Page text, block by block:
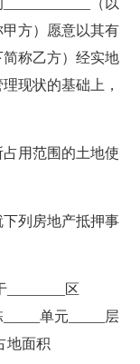
（以
方）愿意以其有
称乙方）经实地
现状的基础上，
用范围的土地使
列房地产抵押事
区
单元_____层
地面积